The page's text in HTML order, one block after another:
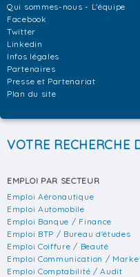
Qui sommes-nous - L'équipe
Facebook
Twitter
Linkedin
Infos légales
Partenaires
Presse et Partenariat
Plan du site
VOTRE RECHERCHE
EMPLOI PAR SECTEUR
Emploi Aéronautique
Emploi Automobile
Emploi Banque / Finance
Emploi BTP / Bureau d'études
Emploi Coiffure / Beauté
Emploi Communication /
Emploi Comptabilité / Audit